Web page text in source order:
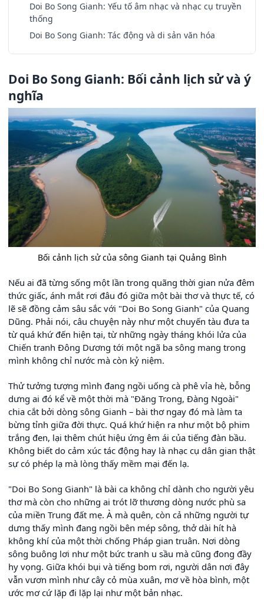
Doi Bo Song Gianh: Yếu tố âm nhạc và nhạc cụ truyền
thống
Doi Bo Song Gianh: Tác động và di sản văn hóa
Doi Bo Song Gianh: Bối cảnh lịch sử và ý
nghĩa
Bối cảnh lịch sử của sông Gianh tại Quảng Bình
Nếu ai đã từng sống một lần trong quãng thời gian nửa đêm
thức giấc, ánh mắt rơi đâu đó giữa một bài thơ và thực tế, có
lẽ sẽ đồng cảm sâu sắc với "Doi Bo Song Gianh" của Quang
Dũng. Phải nói, câu chuyện này như một chuyến tàu đưa ta
từ quá khứ đến hiện tại, từ những ngày tháng khói lửa của
Chiến tranh Đông Dương tới một ngã ba sông mang trong
mình không chỉ nước mà còn kỷ niệm.
Thử tưởng tượng mình đang ngồi uống cà phê vỉa hè, bỗng
dưng ai đó kể về một thời mà "Đăng Trong, Đàng Ngoài"
chia cắt bởi dòng sông Gianh – bài thơ ngay đó mà làm ta
bừng tỉnh giữa đời thực. Quá khứ hiện ra như một bộ phim
trắng đen, lại thêm chút hiệu ứng êm ái của tiếng đàn bầu.
Không biết do cảm xúc tác động hay là nhạc cụ dân gian thật
sự có phép lạ mà lòng thấy mềm mại đến lạ.
"Doi Bo Song Gianh" là bài ca không chỉ dành cho người yêu
thơ mà còn cho những ai trót lỡ thương dòng nước phù sa
của miền Trung đất mẹ. À mà quên, còn cả những người tự
dưng thấy mình đang ngồi bên mép sông, thở dài hít hà
không khí của một thời chống Pháp gian truân. Nơi dòng
sông buông lơi như một bức tranh u sầu mà cũng đong đầy
hy vọng. Giữa khói bụi và tiếng bom rơi, người dân nơi đây
vẫn vươn mình như cây cỏ mùa xuân, mơ về hòa bình, một
ước mơ cứ lặp đi lặp lại như một bản nhạc.